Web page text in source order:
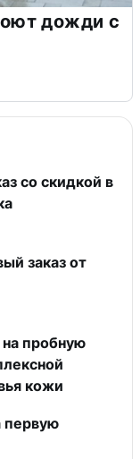
дожди с
со скидкой в
заказ от
пробную
кожи
первую